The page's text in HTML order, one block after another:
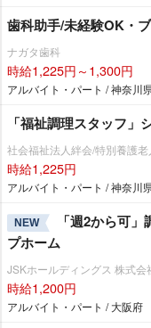
歯科助手/未経験OK・
ナガタ歯科
時給1,225円～1,300円
アルバイト・パート / 神奈川
「福祉調理スタッフ
社会福祉法人絆会/特別養護
時給1,225円
アルバイト・パート / 神奈川
NEW
「週2から可
プホーム
JSKホールディングス 株式
時給1,200円
アルバイト・パート / 大阪府